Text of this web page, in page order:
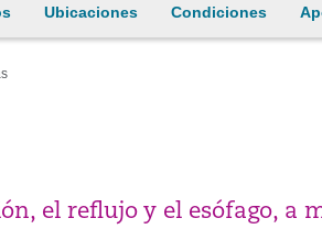
Ubicaciones Condiciones
el reflujo y el esófago, a